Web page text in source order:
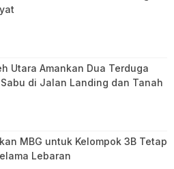
Utara Amankan Dua Terduga
di Jalan Landing dan Tanah
MBG untuk Kelompok 3B Tetap
Lebaran